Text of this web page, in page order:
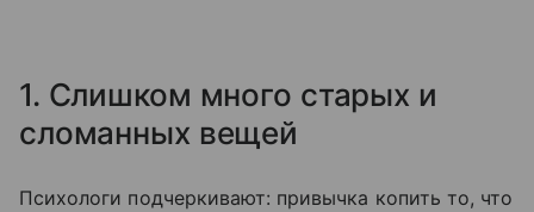
1. Слишком много старых и
сломанных вещей
Психологи подчеркивают: привычка копить то, что